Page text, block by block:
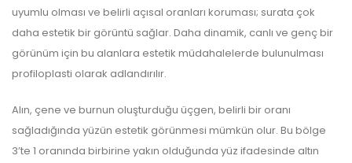
uyumlu olması ve belirli açısal oranları koruması; surata çok
daha estetik bir görüntü sağlar. Daha dinamik, canlı ve genç bir
görünüm için bu alanlara estetik müdahalelerde bulunulması
profiloplasti olarak adlandırılır.
Alın, çene ve burnun oluşturduğu üçgen, belirli bir oranı
sağladığında yüzün estetik görünmesi mümkün olur. Bu bölge
3’te 1 oranında birbirine yakın olduğunda yüz ifadesinde altın